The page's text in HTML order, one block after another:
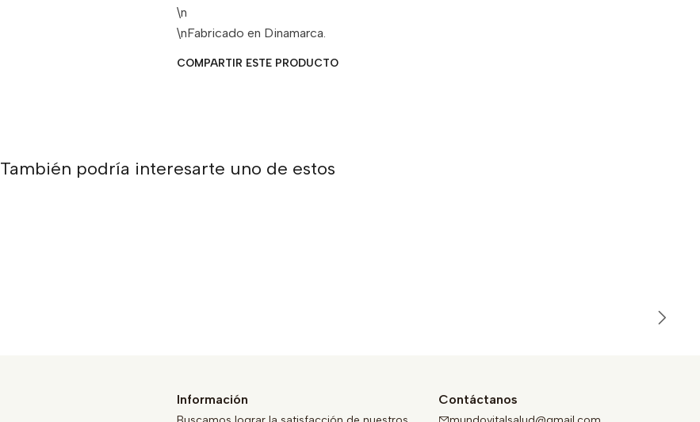
\n
\nFabricado en Dinamarca.
COMPARTIR ESTE PRODUCTO
También podría interesarte uno de estos
Información Contáctanos